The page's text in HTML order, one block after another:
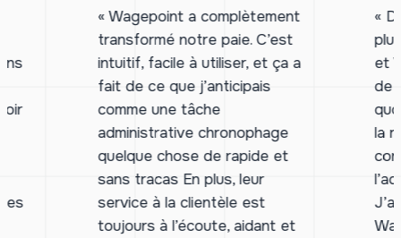
les
« Wagepoint a complètement
transformé notre paie. C’est
intuitif, facile à utiliser, et ça a
fait de ce que j’anticipais
comme une tâche
administrative chronophage
quelque chose de rapide et
sans tracas En plus, leur
service à la clientèle est
toujours à l’écoute, aidant et
«
et
de
la